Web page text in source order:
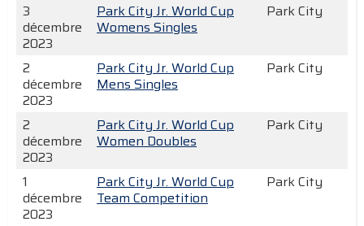
3
décembre
2023
Park City Jr. World Cup
Womens Singles
Park City
2
décembre
2023
Park City Jr. World Cup
Mens Singles
Park City
2
décembre
2023
Park City Jr. World Cup
Women Doubles
Park City
1
décembre
2023
Park City Jr. World Cup
Team Competition
Park City